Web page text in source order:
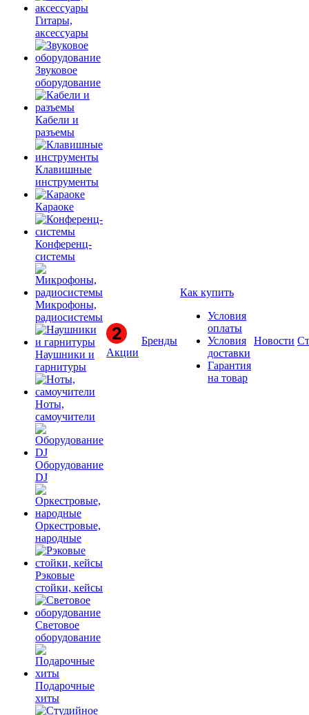
Гитары,
аксессуары
Звуковое
оборудование
Кабели и
разъемы
Клавишные
инструменты
Караоке
Конференц-
системы
Микрофоны,
радиосистемы
Наушники и
гарнитуры
Ноты,
самоучители
Оборудование
DJ
Оркестровые,
народные
Рэковые
стойки, кейсы
Световое
оборудование
Подарочные
хиты
Акции
Бренды
Как купить
Условия
оплаты
Условия
доставки
Гарантия
на товар
Новости